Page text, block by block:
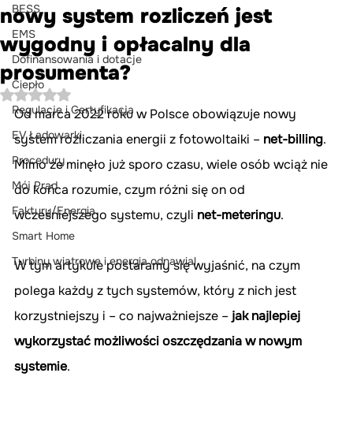
BESS
EMS
Dofinansowania i dotacje
Ciepło
Regulacje i Certyfikacja
EV Ładowarki
Procedury
Mój Prąd
Faktury/Energia
Smart Home
Turbiny wiatrowe i energia odnawial
nowy system rozliczeń jest
wygodny i opłacalny dla
prosumenta?
Oceniono na NaN z 5 gwiazdek.
Od marca 2022 roku w Polsce obowiązuje nowy
system rozliczania energii z fotowoltaiki – net-billing.
Mimo że minęło już sporo czasu, wiele osób wciąż nie
do końca rozumie, czym różni się on od
wcześniejszego systemu, czyli net-meteringu.
W tym artykule postaramy się wyjaśnić, na czym
polega każdy z tych systemów, który z nich jest
korzystniejszy i – co najważniejsze – jak najlepiej
wykorzystać możliwości oszczędzania w nowym
systemie.